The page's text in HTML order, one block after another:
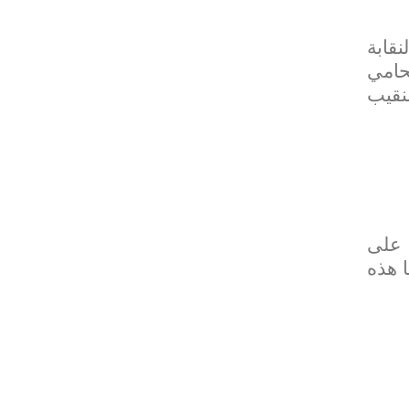
الداخلي لنقابة
على
هذه